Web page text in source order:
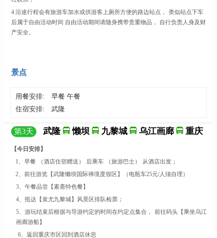
4 沿途行程会有旅游车加水或供游客上厕所方便的路边站点，
类似站点下车
后属于自由活动时间 自由活动期间请随身携带贵重物品，
自行负责人身及财
产安全。
景点
用餐安排:
早餐 午餐
住宿安排:
武隆
第3天 武隆 懒坝 九黎城 乌江画廊 重庆
【今日安排】
1、早餐 （酒店住宿赠送） 后乘车 （旅游巴士）
从酒店出发；
2、前往游览 【武隆懒坝国际禅境度假区 】 （电瓶车25元/人须自理 ）
3、 午餐品尝【素斋特色餐】
4、抵达【蚩尤九黎城】 风景区排队检票；
5、游玩结束后根据与导游约定的时间在约定点集合， 前往码头【乘坐乌江
画廊游船】
6、返回重庆市区回到酒店休息